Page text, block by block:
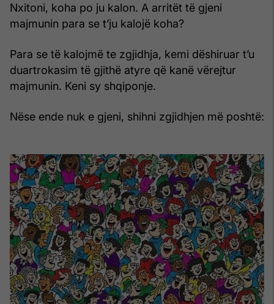
Nxitoni, koha po ju kalon. A arritët të gjeni
majmunin para se t’ju kalojë koha?
Para se të kalojmë te zgjidhja, kemi dëshiruar t’u
duartrokasim të gjithë atyre që kanë vërejtur
majmunin. Keni sy shqiponje.
Nëse ende nuk e gjeni, shihni zgjidhjen më poshtë: